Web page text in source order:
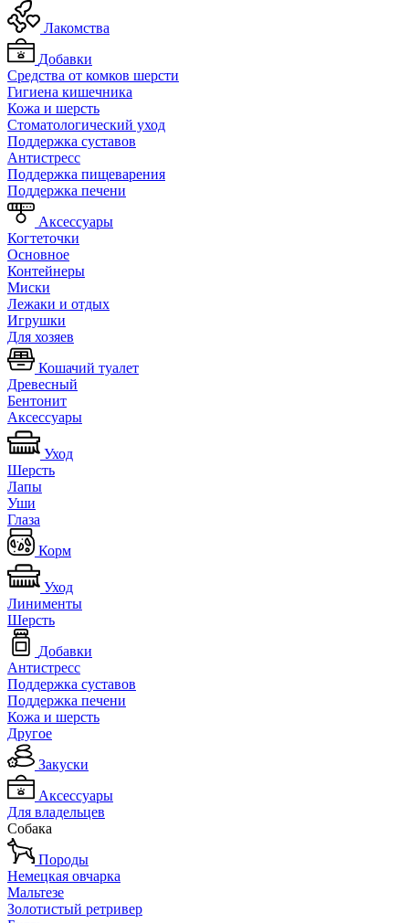
Лакомства
Добавки
Средства от комков шерсти
Гигиена кишечника
Кожа и шерсть
Cтоматологический уход
Поддержка суставов
Антистресс
Поддержка пищеварения
Поддержка печени
Аксессуары
Когтеточки
Основное
Контейнеры
Миски
Лежаки и отдых
Игрушки
Для хозяев
Кошачий туалет
Древесный
Бентонит
Аксессуары
Уход
Шерсть
Лапы
Уши
Глаза
Корм
Уход
Линименты
Шерсть
Добавки
Антистресс
Поддержка суставов
Поддержка печени
Кожа и шерсть
Другое
Закуски
Аксессуары
Для владельцев
Собака
Породы
Немецкая овчарка
Мальтезе
Золотистый ретривер